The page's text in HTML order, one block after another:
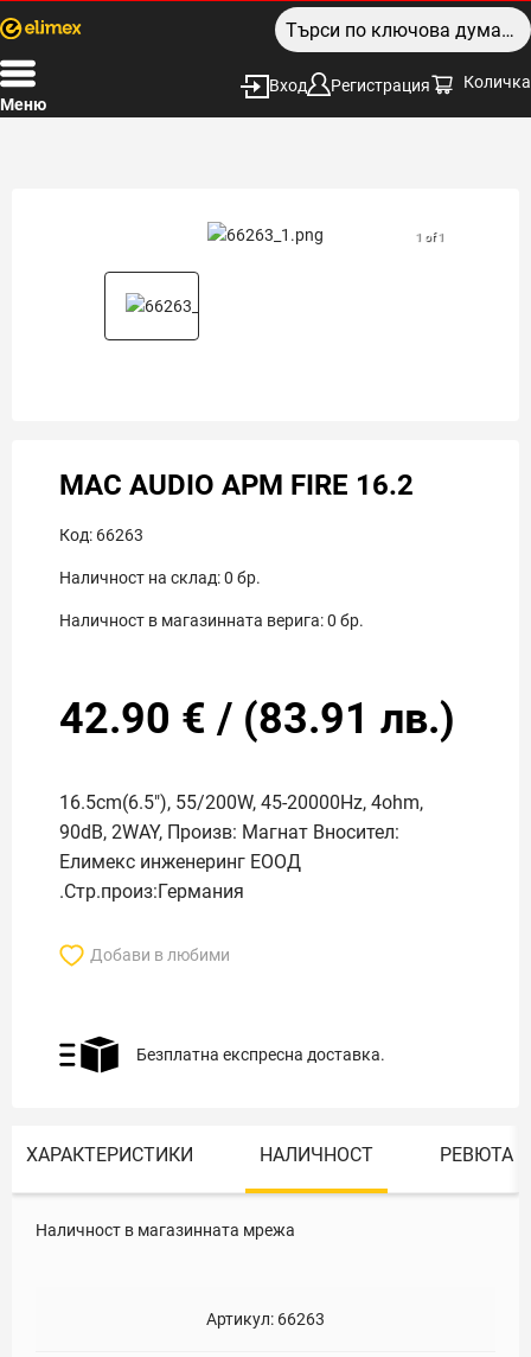
Меню
Вход Регистрация Количка
1 of 1
MAC AUDIO APM FIRE 16.2
Код: 66263
Наличност на склад:0 бр.
Наличност в магазинната верига:0 бр.
42.90 € / (83.91 лв.)
16.5cm(6.5"), 55/200W, 45-20000Hz, 4ohm,
90dB, 2WAY, Произв: Магнат Вносител:
Елимекс инженеринг ЕООД
.Стр.произ:Германия
Добави в любими
Безплатна експресна доставка.
ХАРАКТЕРИСТИКИ НАЛИЧНОСТ РЕВЮТА
Наличност в магазинната мрежа
Артикул: 66263